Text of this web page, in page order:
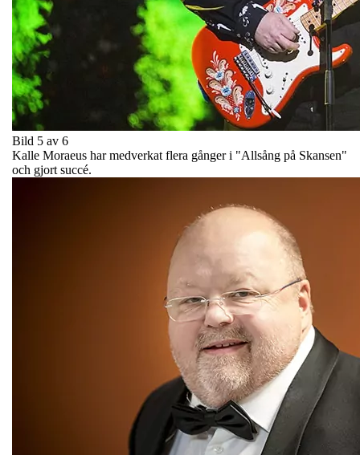
Bild 5 av 6
Kalle Moraeus har medverkat flera gånger i "Allsång på Skansen"
och gjort succé.